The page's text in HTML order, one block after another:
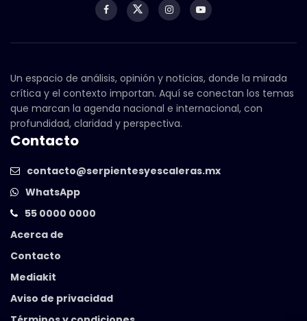
Un espacio de análisis, opinión y noticias, donde la mirada
crítica y el contexto importan. Aquí se conectan los temas
que marcan la agenda nacional e internacional, con
profundidad, claridad y perspectiva.
Contacto
contacto@serpientesyescaleras.mx
WhatsApp
55 0000 0000
Acerca de
Contacto
Mediakit
Aviso de privacidad